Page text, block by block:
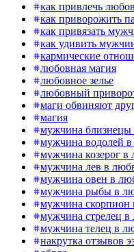
как привлечь
как приворожить
как привязать
как удивить
кармические
любовная магия
любовное зелье
любовный
маги обвиняют
магия
мужчина близнецы
мужчина водолей
мужчина козерог в
мужчина лев в
мужчина овен в
мужчина рыбы в
мужчина скорпион
мужчина стрелец в
мужчина телец в
накрутка отзывов